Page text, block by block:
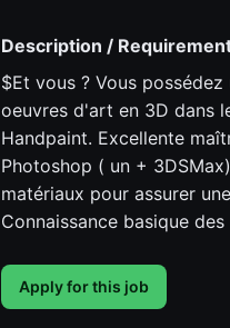
Description /
$Et vous ? Vous
oeuvres d'art en 3D dans
Handpaint. Excellente
Photoshop ( un +
matériaux pour assurer
Connaissance basique
Apply for this job